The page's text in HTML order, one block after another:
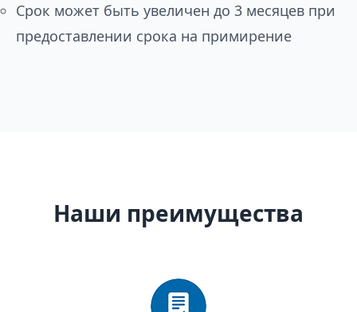
Срок может быть увеличен до 3 месяцев при
предоставлении срока на примирение
Наши преимущества